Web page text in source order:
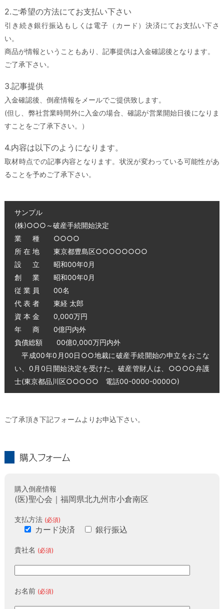
2.ご希望の方法にてお支払い下さい
引き続き銀行振込もしくは電子（カード）決済にてお支払い下さ
い。
商品が情報ということもあり、記事提供は入金確認後となります。
ご了承下さい。
3.記事提供
入金確認後、倒産情報をメールでご提供致します。
(但し、弊社営業時間外に入金の場合、確認が営業開始日後になりま
すことをご了承下さい。）
4.内容は以下のようになります。
取材時点での記事内容となります。状況が変わっている可能性があ
ることを予めご了承下さい。
サンプル
(株)○○○～破産手続開始決定
業 種 ○○○○
所 在 地 東京都豊島区○○○○○○○○
設 立 昭和00年0月
創 業 昭和00年0月
従 業 員 00名
代 表 者 東経 太郎
資 本 金 0,000万円
年 商 0億円内外
負債総額 00億0,000万円内外
平成00年0月00日○○地裁に破産手続開始の申立をおこな
い、0月0日開始決定を受けた。破産管財人は、○○○○弁護
士(東京都品川区○○○○○ 電話00-0000-0000○)
ご了承頂き下記フォームよりお申込下さい。
購入倒産情報
(医)聖心会｜福岡県北九州市小倉南区
支払方法 (必須)
カード決済 銀行振込
貴社名 (必須)
お名前 (必須)